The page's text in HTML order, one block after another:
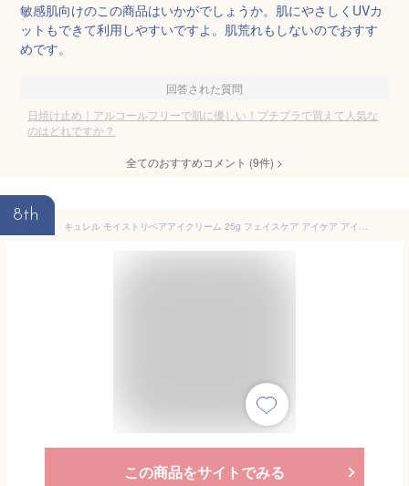
敏感肌向けのこの商品はいかがでしょうか。肌にやさしくUVカ
ットもできて利用しやすいですよ。肌荒れもしないのでおすす
めです。
回答された質問
日焼け止め｜アルコールフリーで肌に優しい！プチプラで買えて人気な
のはどれですか？
全てのおすすめコメント (9件) >
8th
キュレル モイストリペアアイクリーム 25g フェイスケア アイケア アイクリーム 保湿 ハリ 乾燥 小じわ 乾燥肌 敏感肌 セラミド 潤浸保湿 フェイスケアシリーズ kaouSKN
この商品をサイトでみる